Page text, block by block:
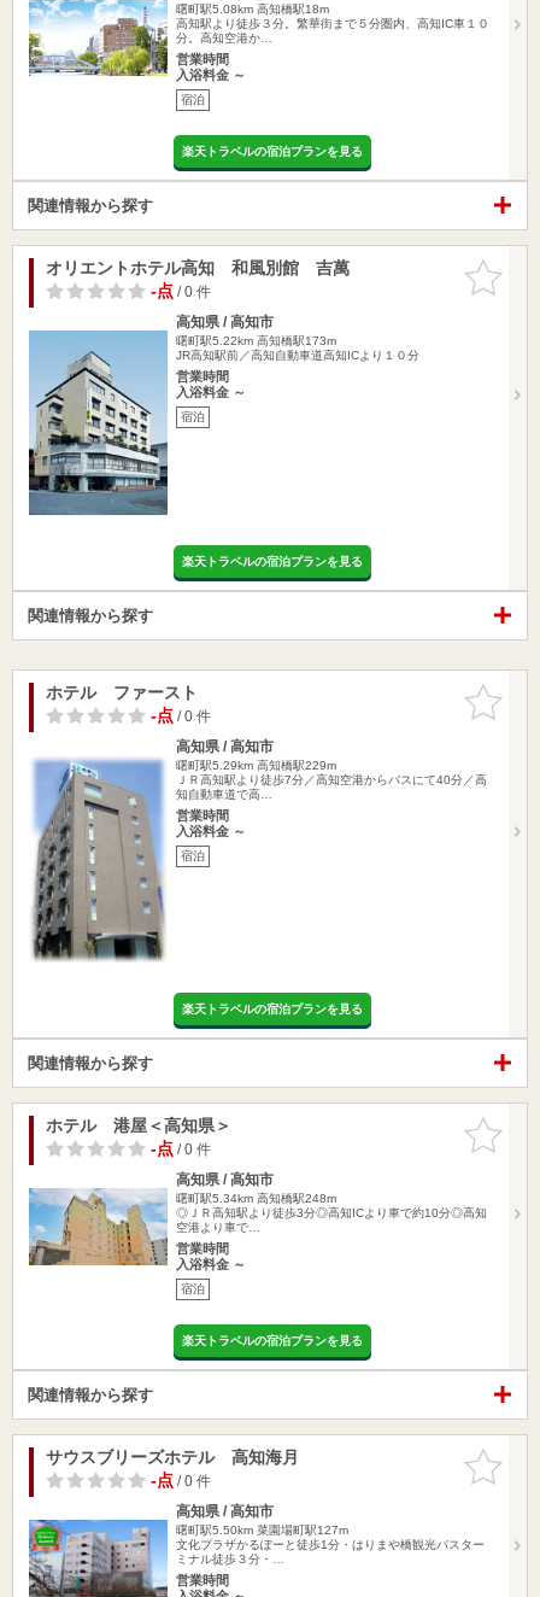
曙町駅5.08km 高知橋駅18m
高知駅より徒歩３分。繁華街まで５分圏内、高知IC車１０
分。高知空港か…
営業時間
入浴料金 ～
宿泊
楽天トラベルの宿泊プランを見る
関連情報から探す
お気に入
りに追加
オリエントホテル高知 和風別館 吉萬
-点/ 0 件
高知県 / 高知市
曙町駅5.22km 高知橋駅173m
JR高知駅前／高知自動車道高知ICより１０分
営業時間
入浴料金 ～
宿泊
楽天トラベルの宿泊プランを見る
関連情報から探す
お気に入
りに追加
ホテル ファースト
-点/ 0 件
高知県 / 高知市
曙町駅5.29km 高知橋駅229m
ＪＲ高知駅より徒歩7分／高知空港からバスにて40分／高
知自動車道で高…
営業時間
入浴料金 ～
宿泊
楽天トラベルの宿泊プランを見る
関連情報から探す
お気に入
りに追加
ホテル 港屋＜高知県＞
-点/ 0 件
高知県 / 高知市
曙町駅5.34km 高知橋駅248m
◎ＪＲ高知駅より徒歩3分◎高知ICより車で約10分◎高知
空港より車で…
営業時間
入浴料金 ～
宿泊
楽天トラベルの宿泊プランを見る
関連情報から探す
お気に入
りに追加
サウスブリーズホテル 高知海月
-点/ 0 件
高知県 / 高知市
曙町駅5.50km 菜園場町駅127m
文化プラザかるぽーと徒歩1分・はりまや橋観光バスター
ミナル徒歩３分・…
営業時間